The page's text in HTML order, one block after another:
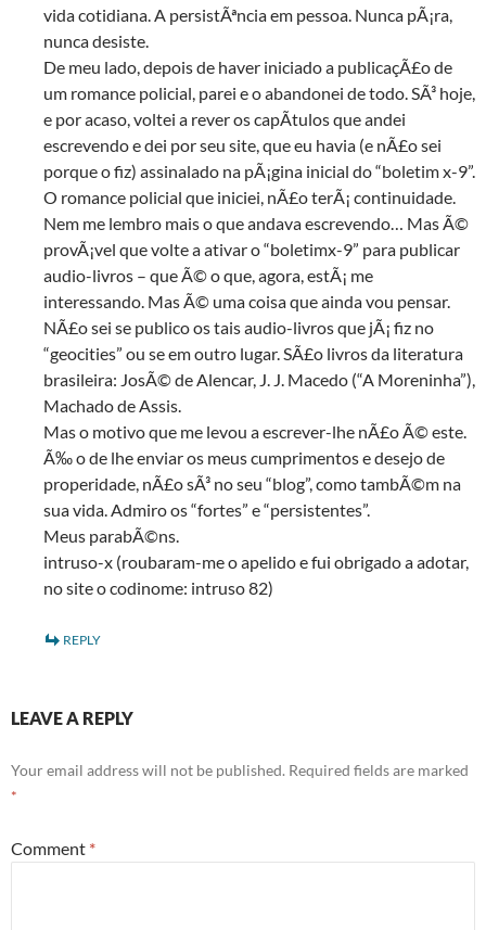
vida cotidiana. A persistÃªncia em pessoa. Nunca pÃ¡ra,
nunca desiste.
De meu lado, depois de haver iniciado a publicaçÃ£o de
um romance policial, parei e o abandonei de todo. SÃ³ hoje,
e por acaso, voltei a rever os capÃ­tulos que andei
escrevendo e dei por seu site, que eu havia (e nÃ£o sei
porque o fiz) assinalado na pÃ¡gina inicial do “boletim x-9”.
O romance policial que iniciei, nÃ£o terÃ¡ continuidade.
Nem me lembro mais o que andava escrevendo… Mas Ã©
provÃ¡vel que volte a ativar o “boletimx-9” para publicar
audio-livros – que Ã© o que, agora, estÃ¡ me
interessando. Mas Ã© uma coisa que ainda vou pensar.
NÃ£o sei se publico os tais audio-livros que jÃ¡ fiz no
“geocities” ou se em outro lugar. SÃ£o livros da literatura
brasileira: JosÃ© de Alencar, J. J. Macedo (“A Moreninha”),
Machado de Assis.
Mas o motivo que me levou a escrever-lhe nÃ£o Ã© este.
Ã‰ o de lhe enviar os meus cumprimentos e desejo de
properidade, nÃ£o sÃ³ no seu “blog”, como tambÃ©m na
sua vida. Admiro os “fortes” e “persistentes”.
Meus parabÃ©ns.
intruso-x (roubaram-me o apelido e fui obrigado a adotar,
no site o codinome: intruso 82)
REPLY
LEAVE A REPLY
Your email address will not be published. Required fields are marked
*
Comment *